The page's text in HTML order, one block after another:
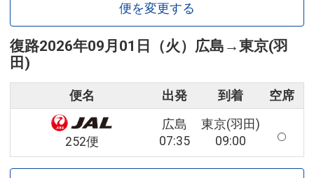
便を変更する
復路2026年09月01日（火） 広島 →東京(羽
田)
便名 出発 到着 空席
252便
広島
07:35
東京(羽田)
09:00